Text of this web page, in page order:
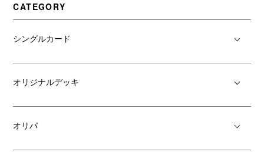
CATEGORY
シングルカード
オリジナルデッキ
オリパ